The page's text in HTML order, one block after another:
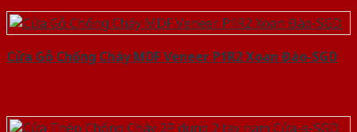
Cửa Gỗ Chống Cháy MDF Veneer P1R2 Xoan Đào-SGD